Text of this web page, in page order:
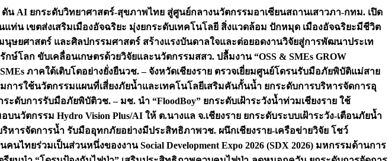
ดัน AI ยกระดับวิทยาศาสตร์-สุขภาพไทย สู่ศูนย์กลางนวัตกรรมอาเซียนสถานเสาวภา-กทม. เปิด
แท่น เขตส่งเสริมเมืองอัจฉริยะ มุ่งยกระดับเทคโนโลยี สิ่งแวดล้อม ปักหมุด เมืองอัจฉริยะมีชีวิต
ษยศาสตร์ และศิลปกรรมศาสตร์ สร้างแรงบันดาลใจและต่อยอดงานวิจัยสู่การพัฒนาประเท
กษ์โลก ขับเคลื่อนเกษตรด้วยวิจัยและนวัตกรรมสสว. ปลื้มงาน “OSS & SMEs GROW
ภาคใต้เติบโตอย่างยั่งยืนวช. – จังหวัดเชียงราย ตรวจเยี่ยมศูนย์โดรนรับมือภัยพิบัติแม่สาย
การใช้นวัตกรรมแผนที่เสี่ยงภัยน้ำและเทคโนโลยีเสริมคันกั้นน้ำ ยกระดับการบริหารจัดการอุ
ระดับการรับมือภัยพิบัติวช. – มช. นำ “FloodBoy” ยกระดับเฝ้าระวังน้ำท่วมเชียงราย ใช้
บนวัตกรรม Hydro Vision Plus/AI ให้ ต.นางแล จ.เชียงราย ยกระดับระบบเฝ้าระวัง-เตือนภัยน้ำ
หารจัดการน้ำ รับมืออุทกภัยอย่างมีประสิทธิภาพวช. ผนึกเชียงราย-เครือข่ายวิจัย โชว์
นไทยร่วมเป็นส่วนหนึ่งของงาน Social Development Expo 2026 (SDX 2026) มหกรรมด้านการ